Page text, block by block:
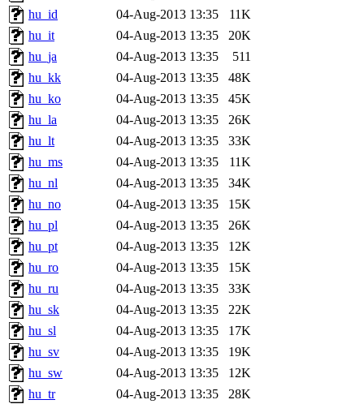
hu_id
04-Aug-2013 13:35
11K
hu_it
04-Aug-2013 13:35
20K
hu_ja
04-Aug-2013 13:35
511
hu_kk
04-Aug-2013 13:35
48K
hu_ko
04-Aug-2013 13:35
45K
hu_la
04-Aug-2013 13:35
26K
hu_lt
04-Aug-2013 13:35
33K
hu_ms
04-Aug-2013 13:35
11K
hu_nl
04-Aug-2013 13:35
34K
hu_no
04-Aug-2013 13:35
15K
hu_pl
04-Aug-2013 13:35
26K
hu_pt
04-Aug-2013 13:35
12K
hu_ro
04-Aug-2013 13:35
15K
hu_ru
04-Aug-2013 13:35
33K
hu_sk
04-Aug-2013 13:35
22K
hu_sl
04-Aug-2013 13:35
17K
hu_sv
04-Aug-2013 13:35
19K
hu_sw
04-Aug-2013 13:35
12K
hu_tr
04-Aug-2013 13:35 28K